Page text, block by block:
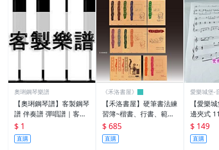
奧琍鋼琴樂譜
【奧琍鋼琴譜】客製鋼琴
譜 伴奏譜 彈唱譜｜客製
／扒譜／聽音
$ 1
直購
《禾洛書屋》
【禾洛書屋】硬筆書法練
習簿~楷書、行書、範
本、指導手冊、板書 全
套15本 (麋研齋出版)鋼筆
字 練習字帖
$ 685
直購
愛樂城堡-
【愛樂
邊夾式
夾/ 不反
不反光.
樂團.團譜
$ 149
直購